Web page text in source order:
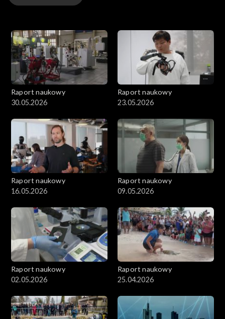
Raport naukowy
30.05.2026
Raport naukowy
23.05.2026
Raport naukowy
16.05.2026
Raport naukowy
09.05.2026
Raport naukowy
02.05.2026
Raport naukowy
25.04.2026